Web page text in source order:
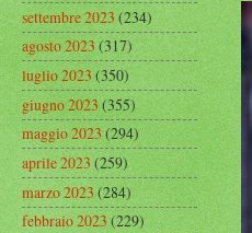
settembre 2023(234)
agosto 2023(317)
luglio 2023(350)
giugno 2023(355)
maggio 2023(294)
aprile 2023(259)
marzo 2023(284)
febbraio 2023(229)